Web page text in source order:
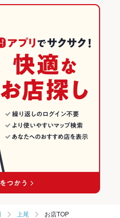
キング
ング
料理ランキング
上尾 お店TOP